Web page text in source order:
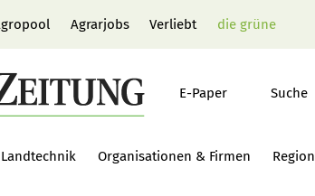
Agrarjobs Verliebt die grüne
E-Paper Suche
Landtechnik Organisationen & Firmen Region